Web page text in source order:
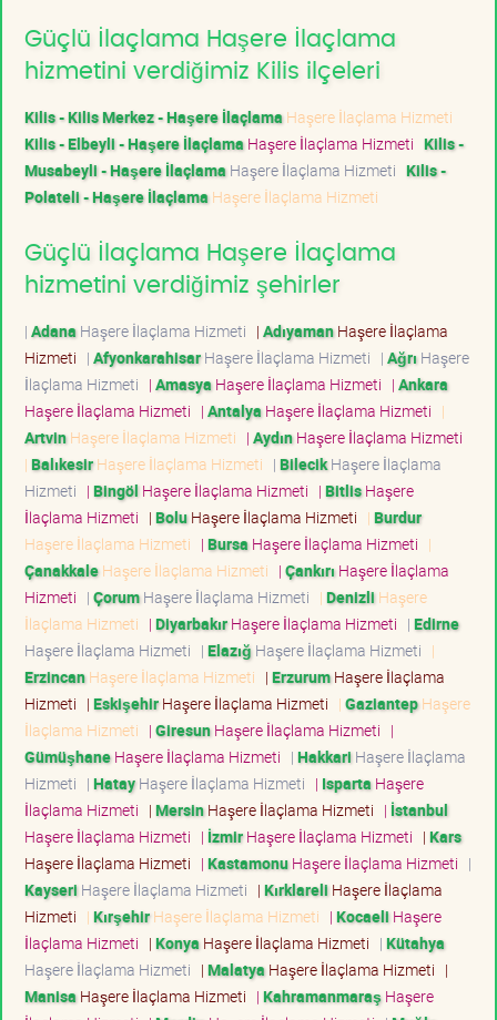
Güçlü İlaçlama Haşere İlaçlama
hizmetini verdiğimiz Kilis ilçeleri
Kilis - Kilis Merkez - Haşere İlaçlama Haşere İlaçlama Hizmeti
Kilis - Elbeyli - Haşere İlaçlama Haşere İlaçlama Hizmeti Kilis -
Musabeyli - Haşere İlaçlama Haşere İlaçlama Hizmeti Kilis -
Polateli - Haşere İlaçlama Haşere İlaçlama Hizmeti
Güçlü İlaçlama Haşere İlaçlama
hizmetini verdiğimiz şehirler
| Adana Haşere İlaçlama Hizmeti | AdıyamanHaşere İlaçlama
Hizmeti | AfyonkarahisarHaşere İlaçlama Hizmeti | Ağrı Haşere
İlaçlama Hizmeti | Amasya Haşere İlaçlama Hizmeti | Ankara
Haşere İlaçlama Hizmeti | Antalya Haşere İlaçlama Hizmeti |
ArtvinHaşere İlaçlama Hizmeti | AydınHaşere İlaçlama Hizmeti
| BalıkesirHaşere İlaçlama Hizmeti | BilecikHaşere İlaçlama
Hizmeti | Bingöl Haşere İlaçlama Hizmeti | BitlisHaşere
İlaçlama Hizmeti | BoluHaşere İlaçlama Hizmeti | Burdur
Haşere İlaçlama Hizmeti | Bursa Haşere İlaçlama Hizmeti |
ÇanakkaleHaşere İlaçlama Hizmeti | Çankırı Haşere İlaçlama
Hizmeti | ÇorumHaşere İlaçlama Hizmeti | Denizli Haşere
İlaçlama Hizmeti | DiyarbakırHaşere İlaçlama Hizmeti | Edirne
Haşere İlaçlama Hizmeti | Elazığ Haşere İlaçlama Hizmeti |
ErzincanHaşere İlaçlama Hizmeti | ErzurumHaşere İlaçlama
Hizmeti | EskişehirHaşere İlaçlama Hizmeti | GaziantepHaşere
İlaçlama Hizmeti | GiresunHaşere İlaçlama Hizmeti |
GümüşhaneHaşere İlaçlama Hizmeti | Hakkari Haşere İlaçlama
Hizmeti | HatayHaşere İlaçlama Hizmeti | Isparta Haşere
İlaçlama Hizmeti | MersinHaşere İlaçlama Hizmeti | İstanbul
Haşere İlaçlama Hizmeti | İzmirHaşere İlaçlama Hizmeti | Kars
Haşere İlaçlama Hizmeti | KastamonuHaşere İlaçlama Hizmeti |
Kayseri Haşere İlaçlama Hizmeti | Kırklareli Haşere İlaçlama
Hizmeti | KırşehirHaşere İlaçlama Hizmeti | Kocaeli Haşere
İlaçlama Hizmeti | Konya Haşere İlaçlama Hizmeti | Kütahya
Haşere İlaçlama Hizmeti | Malatya Haşere İlaçlama Hizmeti |
Manisa Haşere İlaçlama Hizmeti | Kahramanmaraş Haşere